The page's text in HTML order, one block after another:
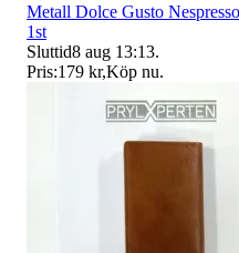
Metall Dolce Gusto
1st
Sluttid8 aug 13:13.
Pris:179 kr,Köp nu.